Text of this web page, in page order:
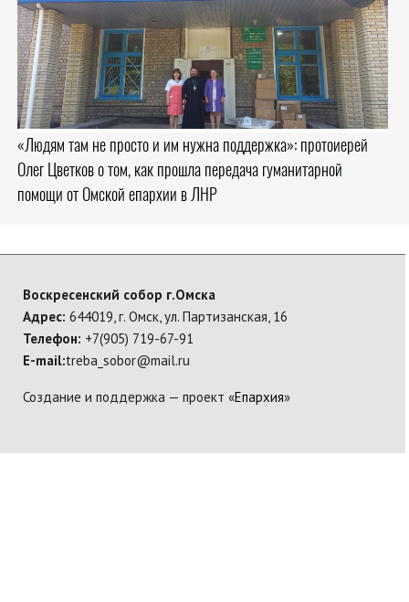
«Людям там не просто и им нужна поддержка»: протоиерей
Олег Цветков о том, как прошла передача гуманитарной
помощи от Омской епархии в ЛНР
Воскресенский собор г.Омска
Адрес: 644019, г. Омск, ул. Партизанская, 16
Телефон: +7(905) 719-67-91
E-mail:treba_sobor@mail.ru
Создание и поддержка — проект «Епархия»